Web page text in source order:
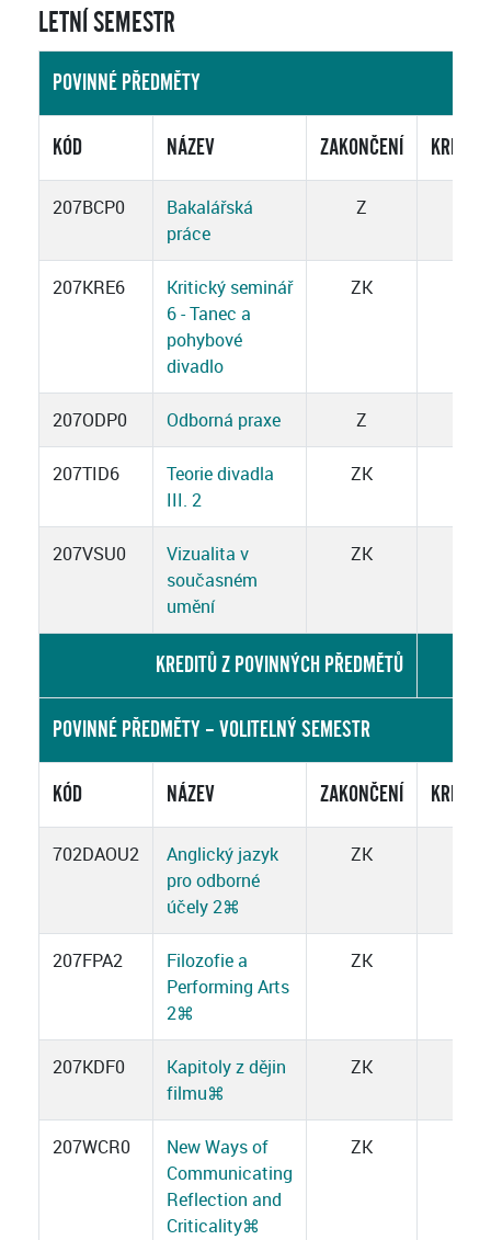
LETNÍ SEMESTR
POVINNÉ PŘEDMĚTY
KÓD NÁZEV ZAKONČENÍ KREDITY
207BCP0
Bakalářská
práce
Z
207KRE6
Kritický seminář
6 - Tanec a
pohybové
divadlo
ZK
207ODP0 Odborná praxe Z
207TID6
Teorie divadla
III. 2
ZK
207VSU0
Vizualita v
současném
umění
ZK
KREDITŮ Z POVINNÝCH PŘEDMĚTŮ
POVINNÉ PŘEDMĚTY – VOLITELNÝ SEMESTR
KÓD NÁZEV ZAKONČENÍ KREDITY
702DAOU2
Anglický jazyk
pro odborné
účely 2⌘
ZK
207FPA2
Filozofie a
Performing Arts
2⌘
ZK
207KDF0
Kapitoly z dějin
filmu⌘
ZK
207WCR0
New Ways of
Communicating
Reflection and
Criticality⌘
ZK